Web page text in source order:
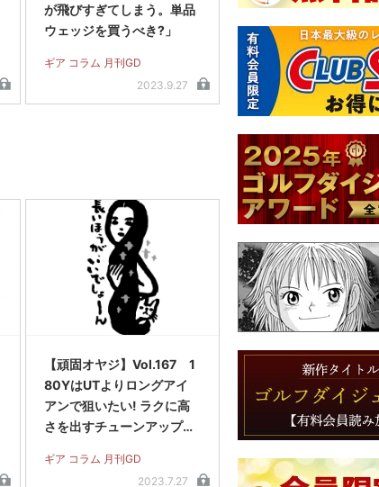
が飛びすぎてしまう。単品
ウェッジを買うべき?」
ギア コラム 月刊GD
2023.9.27
【頑固オヤジ】Vol.167 1
80YはUTよりロングアイ
アンで狙いたい! ラクに高
さを出すチューンアップ方
ギア コラム 月刊GD
2023.7.27